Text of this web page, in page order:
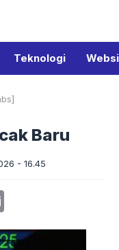
Teknologi
Baru
- 16.45